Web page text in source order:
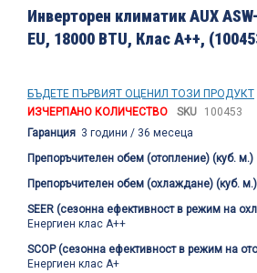
към
началото
на
снимки
Инверторен климатик AUX
EU, 18000 BTU, Клас A++,
БЪДЕТЕ ПЪРВИЯТ ОЦЕНИЛ ТОЗИ ПРОДУКТ
ИЗЧЕРПАНО КОЛИЧЕСТВО
SKU
100453
Гаранция 3 години / 36 месеца
Препоръчителен обем (отопление) (куб. м.)
Препоръчителен обем (охлаждане) (куб. м.)
SEER (сезонна ефективност в режим на
Енергиен клас А++
SCOP (сезонна ефективност в режим на
Енергиен клас А+